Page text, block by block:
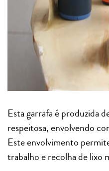
Esta garrafa é produzida
respeitosa, envolvendo
Este envolvimento
trabalho e recolha de lixo